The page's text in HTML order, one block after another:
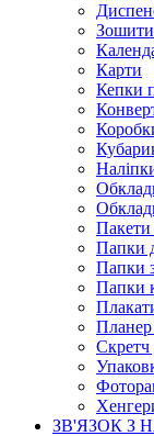
Зошити
Карти
Кепки
Пакети
Папки
Папки
Папки
Планер
Скретч
ЗВ'ЯЗОК З